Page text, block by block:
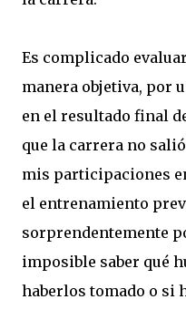
Es complicado
manera objetiva, por
en el resultado final
que la carrera no
mis participaciones
el entrenamiento
sorprendentemente
imposible saber qué
haberlos tomado o si